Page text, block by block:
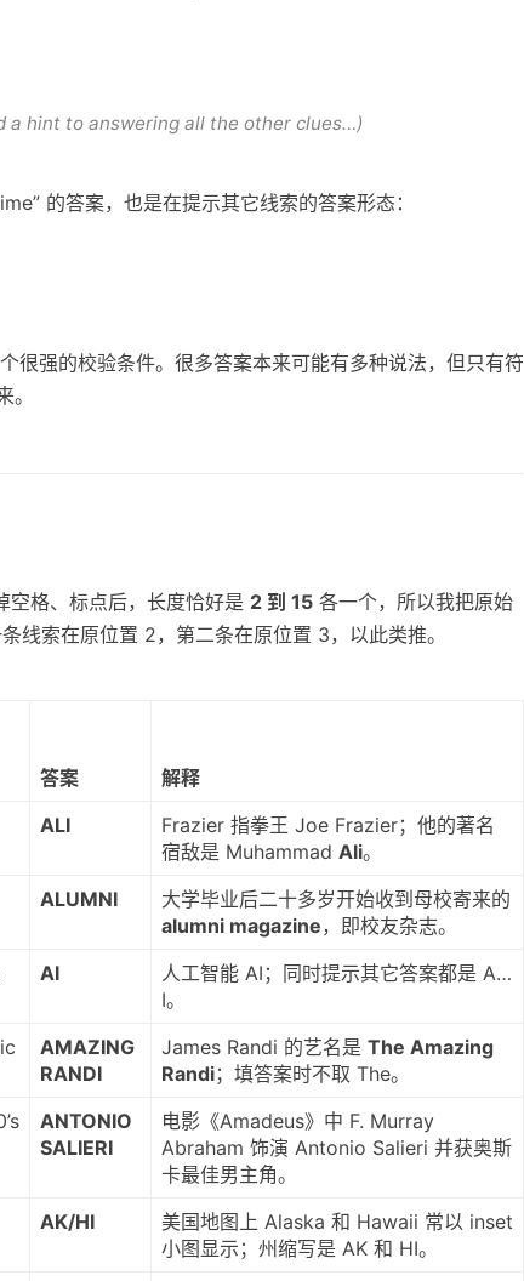
a hint to answering all the other clues…)
的答案，也是在提示其它线索的答案形态：
很强的校验条件。很多答案本来可能有多种说法，但只有符
空格、标点后，长度恰好是 2 到 15 各一个，所以我把原始
线索在原位置 2，第二条在原位置 3，以此类推。
答案
解释
ALI
Frazier 指拳王 Joe Frazier；他的著名
宿敌是 Muhammad Ali。
ALUMNI
大学毕业后二十多岁开始收到母校寄来的
alumni magazine，即校友杂志。
AI
人工智能 AI；同时提示其它答案都是 A…
I。
AMAZING
RANDI
James Randi 的艺名是 The Amazing
Randi；填答案时不取 The。
ANTONIO
SALIERI
电影《Amadeus》中 F. Murray
Abraham 饰演 Antonio Salieri 并获奥斯
卡最佳男主角。
AK/HI
美国地图上 Alaska 和 Hawaii 常以 inset
小图显示；州缩写是 AK 和 HI。